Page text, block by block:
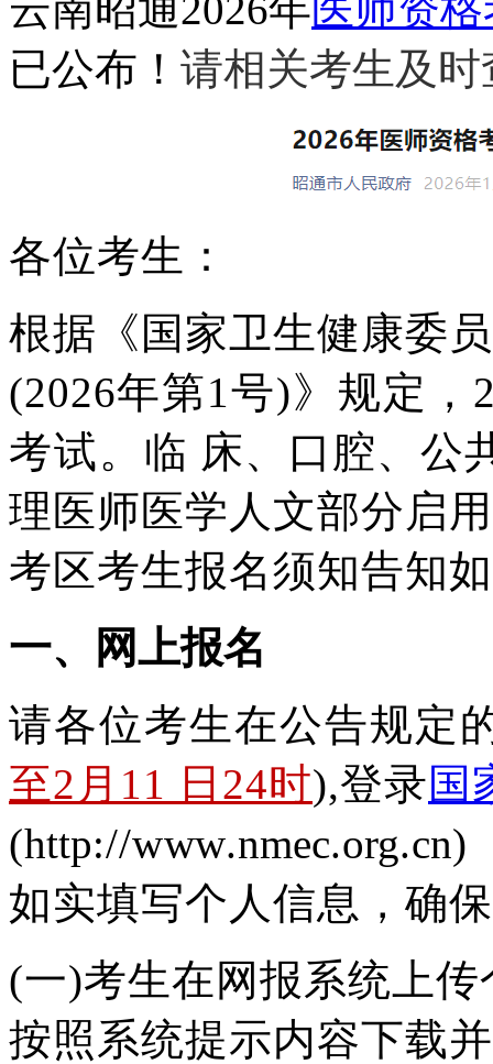
已公布！ 请相关考生及
各位考生：
根据《国家卫生健康委
(2026年第1号)》规定，
考试。临 床、口腔、公
理医师医学人文部分启
考区考生报名须知告知如
一、网上报名
请各位考生在公告规定
至2月11 日24时),登录国
(http://www.nmec.org.cn) 考生服务端进行网上报名，
如实填写个人信息，确
(一)考生在网报系统上
按照系统提示内容下载